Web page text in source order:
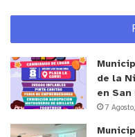
padre, agregó que
me siento
justicia. Yo creo que
cosas, ya no tienen
que tenemos que
próspero, eso es
de la
en San
7